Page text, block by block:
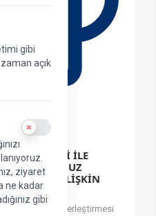
gibi
açık
Use setting
ziyaret
ne kadar
gibi
İLE
ADAYLARA İLİŞKİN
1 Merkezi Yerleştirmesi